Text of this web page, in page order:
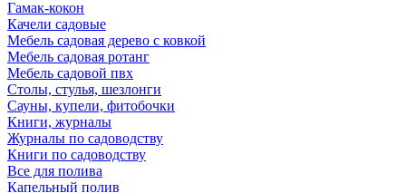
Гамак-кокон
Качели садовые
Мебель садовая дерево с ковкой
Мебель садовая ротанг
Мебель садовой пвх
Столы, стулья, шезлонги
Сауны, купели, фитобочки
Книги, журналы
Журналы по садоводству
Книги по садоводству
Все для полива
Капельный полив